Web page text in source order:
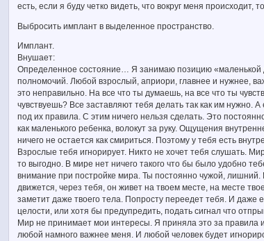
есть, если я буду четко видеть, что вокруг меня
Выбросить имплант в выделенное пространство.
Имплант.
Внушает:
Определенное состояние… Я занимаю позицию «маленькой
полномочий. Любой взрослый, априори, главнее и нужнее,
это неправильно. На все что ты думаешь, на все что ты
чувствуешь? Все заставляют тебя делать так как им нужно.
под их правила. С этим ничего нельзя сделать. Это
как маленького ребенка, волокут за руку. Ощущения
ничего не остается как смириться. Поэтому у тебя есть
Взрослые тебя игнорирует. Никто не хочет тебя слушать.
то выгодно. В мире нет ничего такого что бы было удобно
внимание при постройке мира. Ты постоянно чужой,
движется, через тебя, он живет на твоем месте, на месте
заметит даже твоего тела. Попросту переедет тебя. И даже
целости, или хотя бы предупредить, подать сигнал что
Мир не принимает мои интересы. Я приняла это за правила
любой намного важнее меня. И любой человек будет